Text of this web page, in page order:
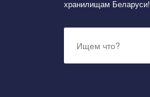
хранилищам Беларуси!